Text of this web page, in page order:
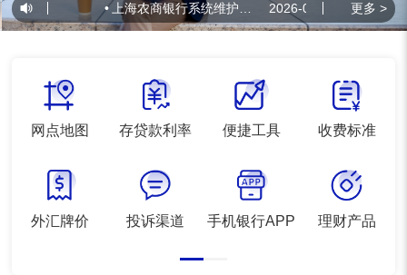
上海农商银行系统维护公告 2026-07-22 • 上海农
更多 >
网点地图
外汇牌价
存贷款利率
投诉渠道
便捷工具
手机银行APP
收费标准
理财产品